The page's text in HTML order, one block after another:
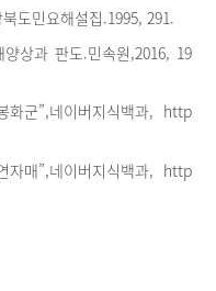
도민요해설집.1995, 291.
상과 판도.민속원,2016, 19
화군”,네이버지식백과, http
자매”,네이버지식백과, http